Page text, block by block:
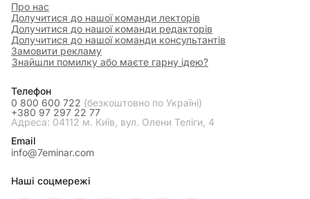
Про нас
Долучитися до нашої команди лекторів
Долучитися до нашої команди редакторів
Долучитися до нашої команди консультантів
Замовити рекламу
Знайшли помилку або маєте гарну ідею?
Телефон
0 800 600 722 (безкоштовно по Україні)
+380 97 297 22 77
Адреса: 04112 м. Київ, вул. Олени Теліги, 4
Email
info@7eminar.com
Наші соцмережі